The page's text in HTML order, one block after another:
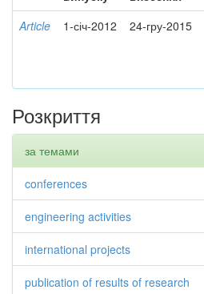
Article 1-січ-2012 24-гру-2015
Розкриття
за темами
conferences
engineering activities
international projects
publication of results of research